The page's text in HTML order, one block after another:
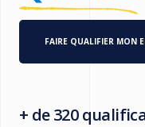
FAIRE QUALIFIER MON
+ de 320